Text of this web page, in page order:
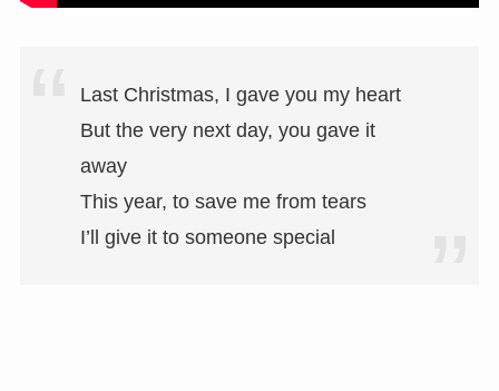
Last Christmas, I gave you my heart
But the very next day, you gave it
away
This year, to save me from tears
I’ll give it to someone special